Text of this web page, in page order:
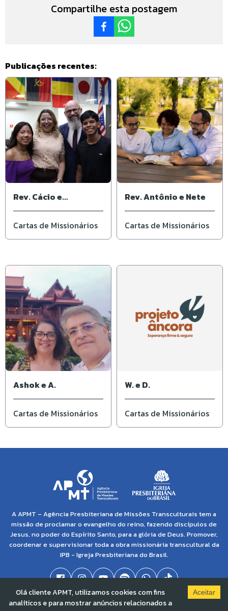
Compartilhe esta postagem
Publicações recentes:
Rev. Cácio e
Elisângela
Cartas de Missionários
Rev. Antônio e Nete
Cartas de Missionários
Ashok e A.
Cartas de Missionários
W. e D.
Cartas de Missionários
A APMT – Agência Presbiteriana de Missões Transculturais tem a
missão de proclamar o evangelho do reino, fazendo discípulos de
Jesus, no poder do Espírito Santo, para a glória de Deus. Promover,
coordenar e supervisionar toda a obra missionária transcultural da
IPB - Igreja Presbiteriana do Brasil.
© 2021 APMT - Agência Presbiteriana de Missões Transculturais | CNPJ: 04.138.895/0001-
Olá cliente APMT, utilizamos cookies com fins
analíticos e para mostrar anúncios relacionados a
Aceitar